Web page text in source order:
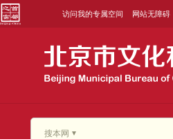
访问我的专属空间 网站无障碍
搜本网